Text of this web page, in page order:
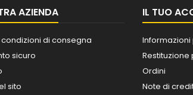
AZIENDA
di consegna
sicuro
sito
IL TUO
Ordini
Note di